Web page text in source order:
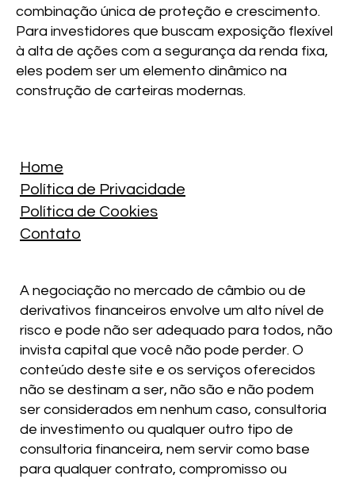
combinação única de proteção e crescimento.
Para investidores que buscam exposição flexível
à alta de ações com a segurança da renda fixa,
eles podem ser um elemento dinâmico na
construção de carteiras modernas.
Home
Política de Privacidade
Política de Cookies
Contato
A negociação no mercado de câmbio ou de
derivativos financeiros envolve um alto nível de
risco e pode não ser adequado para todos, não
invista capital que você não pode perder. O
conteúdo deste site e os serviços oferecidos
não se destinam a ser, não são e não podem
ser considerados em nenhum caso, consultoria
de investimento ou qualquer outro tipo de
consultoria financeira, nem servir como base
para qualquer contrato, compromisso ou